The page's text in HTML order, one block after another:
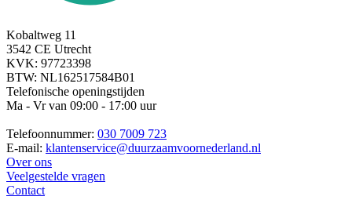
Kobaltweg 11
3542 CE Utrecht
KVK: 97723398
BTW: NL162517584B01
Telefonische openingstijden
Ma - Vr van 09:00 - 17:00 uur
Telefoonnummer: 030 7009 723
E-mail: klantenservice@duurzaamvoornederland.nl
Over ons
Veelgestelde vragen
Contact